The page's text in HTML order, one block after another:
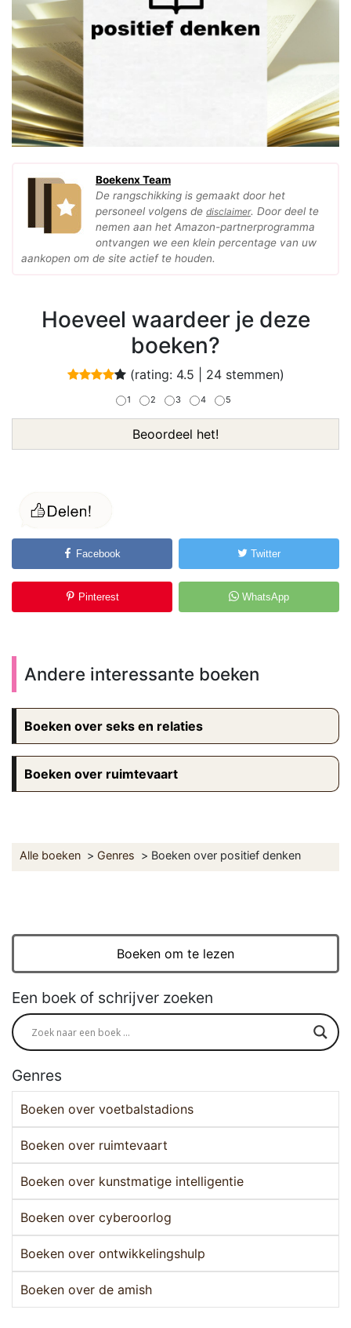
Boekenx Team
De rangschikking is gemaakt door het
personeel volgens de disclaimer. Door deel te
nemen aan het Amazon-partnerprogramma
ontvangen we een klein percentage van uw
aankopen om de site actief te houden.
Hoeveel waardeer je deze
boeken?
(rating: 4.5 24stemmen)
1 2 3 4 5
Beoordeel het!
Facebook Twitter
Pinterest WhatsApp
Andere interessante boeken
Boeken over seks en relaties
Boeken over ruimtevaart
Alle boeken Genres Boeken over positief denken
Boeken om te lezen
Een boek of schrijver zoeken
Genres
Boeken over voetbalstadions
Boeken over ruimtevaart
Boeken over kunstmatige intelligentie
Boeken over cyberoorlog
Boeken over ontwikkelingshulp
Boeken over de amish